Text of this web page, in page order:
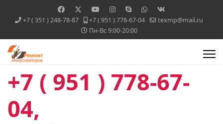
+7 ( 351 ) 248-78-87 +7 ( 951 ) 778-67-04
texmp@mail.ru
Пн-Вс 9:00-20:00
+7 ( 951 ) 778-67-
04,